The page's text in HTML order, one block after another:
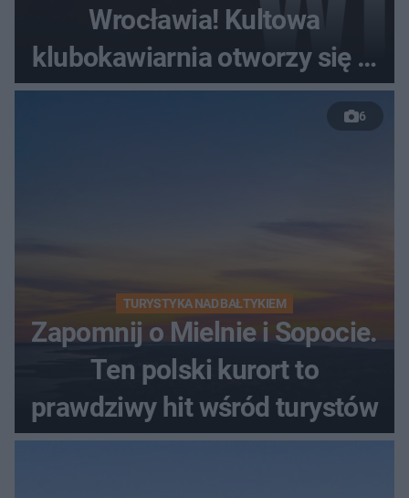
Wrocławia! Kultowa
klubokawiarnia otworzy się w
nowym miejscu
6
TURYSTYKA NAD BAŁTYKIEM
Zapomnij o Mielnie i Sopocie.
Ten polski kurort to
prawdziwy hit wśród turystów